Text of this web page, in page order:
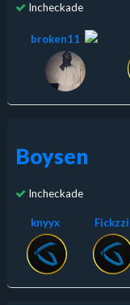
Incheckade
broken11
Boysen
Incheckade
knyyx Fickzzi